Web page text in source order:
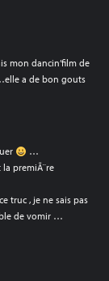
mon dancin’film de
a de bon gouts
…
premiÃ¨re
truc , je ne sais pas
de vomir …